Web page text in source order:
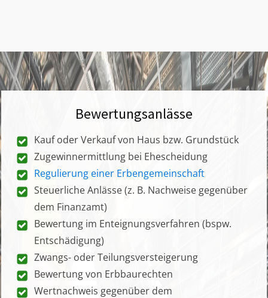
Bewertungsanlässe
Kauf oder Verkauf von Haus bzw. Grundstück
Zugewinnermittlung bei Ehescheidung
Regulierung einer Erbengemeinschaft
Steuerliche Anlässe (z. B. Nachweise gegenüber
dem Finanzamt)
Bewertung im Enteignungsverfahren (bspw.
Entschädigung)
Zwangs- oder Teilungsversteigerung
Bewertung von Erbbaurechten
Wertnachweis gegenüber dem